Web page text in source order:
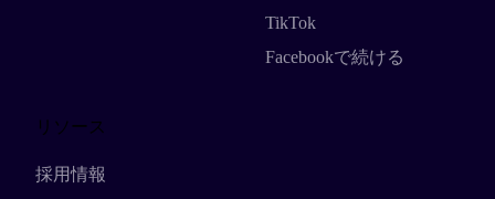
TikTok
Facebookで続ける
リソース
採用情報